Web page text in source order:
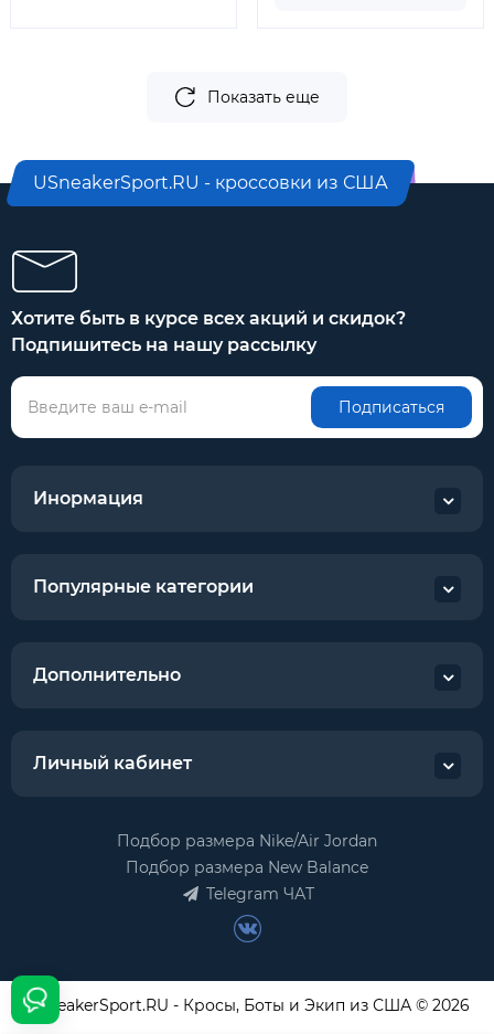
Показать еще
USneakerSport.RU - кроссовки из США
Хотите быть в курсе всех акций и скидок?
Подпишитесь на нашу рассылку
Подписаться
Инормация
Популярные категории
Дополнительно
Личный кабинет
Подбор размера Nike/Air Jordan
Подбор размера New Balance
Telegram ЧАТ
USneakerSport.RU - Кросы, Боты и Экип из США © 2026